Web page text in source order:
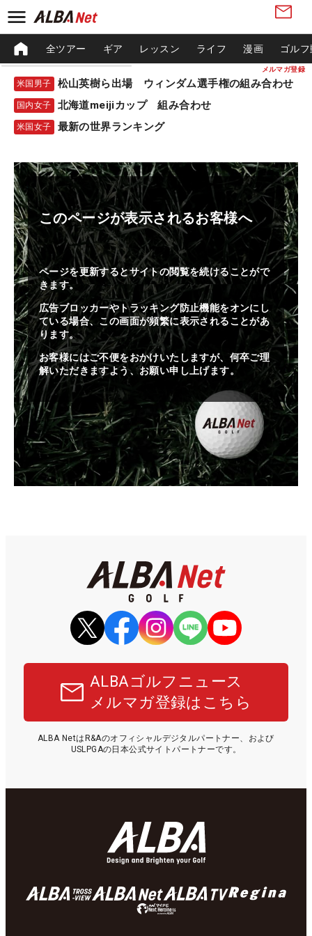
メルマガ登録
全ツアー ギア レッスン ライフ 漫画 ゴル
米国男子 松山英樹ら出場 ウィンダム選手権の組み合わせ
国内女子 北海道meijiカップ 組み合わせ
米国女子 最新の世界ランキング
このページが表示されるお客様へ
ページを更新するとサイトの閲覧を続けることがで
きます。
広告ブロッカーやトラッキング防止機能をオンにし
ている場合、この画面が頻繁に表示されることがあ
ります。
お客様にはご不便をおかけいたしますが、何卒ご理
解いただきますよう、お願い申し上げます。
ALBAゴルフニュース
メルマガ登録はこちら
ALBA NetはR&Aのオフィシャルデジタルパートナー、および
USLPGAの日本公式サイトパートナーです。